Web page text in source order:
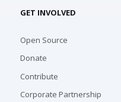
GET INVOLVED
Open Source
Donate
Contribute
Corporate Partnership